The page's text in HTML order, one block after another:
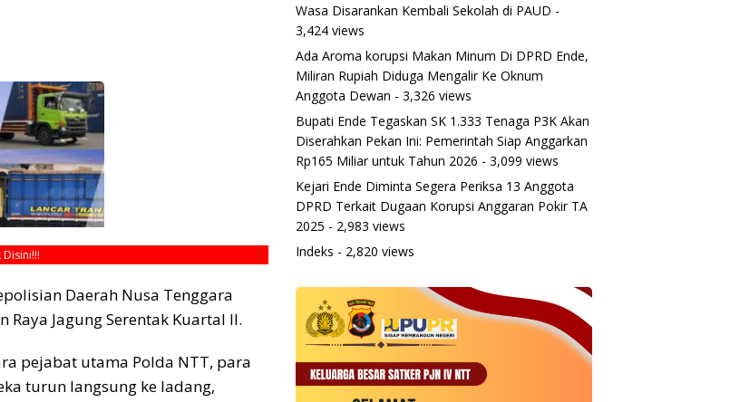
Disini!!!
Daerah Nusa Tenggara
Jagung Serentak Kuartal II.
pejabat utama Polda NTT, para
turun langsung ke ladang,
Wasa Disarankan Kembali Sekolah di PAUD -
3,424 views
Ada Aroma korupsi Makan Minum Di DPRD Ende,
Miliran Rupiah Diduga Mengalir Ke Oknum
Anggota Dewan - 3,326 views
Bupati Ende Tegaskan SK 1.333 Tenaga P3K Akan
Diserahkan Pekan Ini: Pemerintah Siap Anggarkan
Rp165 Miliar untuk Tahun 2026 - 3,099 views
Kejari Ende Diminta Segera Periksa 13 Anggota
DPRD Terkait Dugaan Korupsi Anggaran Pokir TA
2025 - 2,983 views
Indeks - 2,820 views